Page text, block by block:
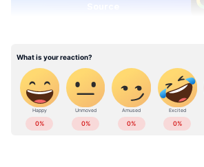
അതിനിടെയാണ്
സ്വദേശിയായ വയോധികൻ,
പണവും സ്കൂട്ടറുമായി
പൊലീസിൽ പരാതി
ബീഡ് പൊലീസ് സ്റ്റേഷനിലേക്ക്